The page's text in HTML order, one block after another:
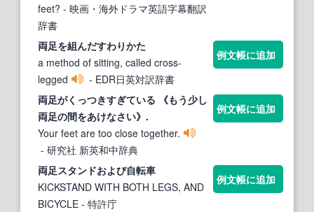
feet? - 映画・海外ドラマ英語字幕翻訳
辞書
両足を組んだすわりかた
a method of sitting, called cross-
legged
- EDR日英対訳辞書
例文帳に追加
両足がくっつきすぎている 《もう少し
両足の間をあけなさい》.
Your feet are too close together.
- 研究社 新英和中辞典
例文帳に追加
両足スタンドおよび自転車
KICKSTAND WITH BOTH LEGS, AND
BICYCLE - 特許庁
例文帳に追加